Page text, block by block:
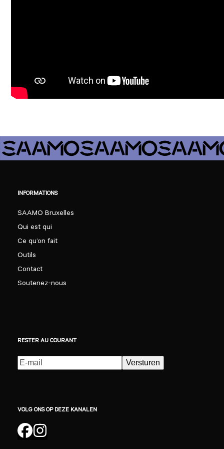
INFORMATIONS
SAAMO Bruxelles
Qui est qui
Ce qu’on fait
Outils
Contact
Soutenez-nous
RESTER AU COURANT
E-
mailadres(Nécessaire)
Versturen
VOLG ONS OP DEZE KANALEN
Facebook
Instagram